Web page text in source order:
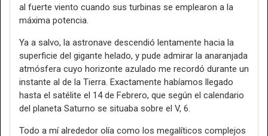
al fuerte viento cuando sus turbinas se emplearon a la
máxima potencia.
Ya a salvo, la astronave descendió lentamente hacia la
superficie del gigante helado, y pude admirar la anaranjada
atmósfera cuyo horizonte azulado me recordó durante un
instante al de la Tierra. Exactamente habíamos llegado
hasta el satélite el 14 de Febrero, que según el calendario
del planeta Saturno se situaba sobre el V, 6.
Todo a mí alrededor olía como los megalíticos complejos